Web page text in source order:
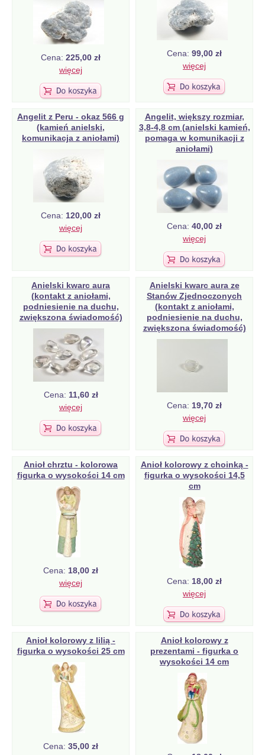
Cena: 225,00 zł
więcej
Cena: 99,00 zł
więcej
Angelit z Peru - okaz 566 g
(kamień anielski,
komunikacja z aniołami)
Cena: 120,00 zł
więcej
Angelit, większy rozmiar,
3,8-4,8 cm (anielski kamień,
pomaga w komunikacji z
aniołami)
Cena: 40,00 zł
więcej
Anielski kwarc aura
(kontakt z aniołami,
podniesienie na duchu,
zwiększona świadomość)
Cena: 11,60 zł
więcej
Anielski kwarc aura ze
Stanów Zjednoczonych
(kontakt z aniołami,
podniesienie na duchu,
zwiększona świadomość)
Cena: 19,70 zł
więcej
Anioł chrztu - kolorowa
figurka o wysokości 14 cm
Cena: 18,00 zł
więcej
Anioł kolorowy z choinką -
figurka o wysokości 14,5
cm
Cena: 18,00 zł
więcej
Anioł kolorowy z lilią -
figurka o wysokości 25 cm
Cena: 35,00 zł
Anioł kolorowy z
prezentami - figurka o
wysokości 14 cm